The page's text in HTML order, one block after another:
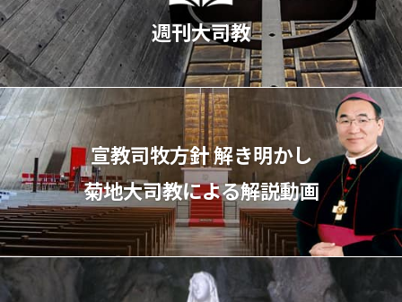
週刊大司教
宣教司牧⽅針 解き明かし
菊地⼤司教による解説動画